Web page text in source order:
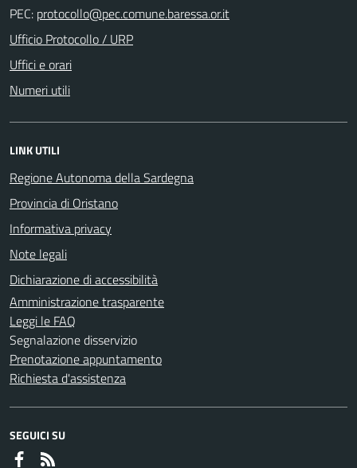
PEC:
Ufficio Protocollo / URP
Uffici e orari
Numeri utili
LINK UTILI
Regione Autonoma della Sardegna
Provincia di Oristano
Informativa privacy
Note legali
Dichiarazione di accessibilità
Amministrazione trasparente
Leggi le FAQ
Segnalazione disservizio
Prenotazione appuntamento
Richiesta d'assistenza
SEGUICI SU